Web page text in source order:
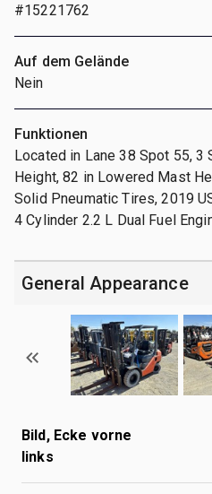
#15221762
Auf dem Gelände
Nein
Funktionen
Located in Lane 38 Spot 55,
Height, 82 in Lowered Mast
Solid Pneumatic Tires, 2019
4 Cylinder 2.2 L Dual Fuel
General Appearance
Bild, Ecke vorne
links